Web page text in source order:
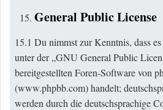
General Public License
15.1 Du nimmst zur Kenntnis, dass
unter der „GNU General Public
bereitgestellten Foren-Software von
(www.phpbb.com) handelt;
werden durch die deutschsprachige